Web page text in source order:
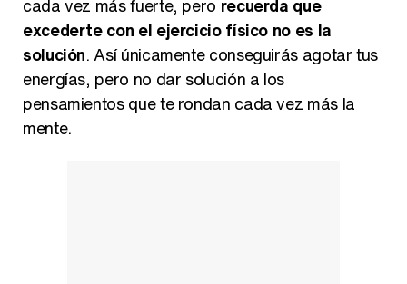
cada vez más fuerte, pero recuerda que
excederte con el ejercicio físico no es la
solución. Así únicamente conseguirás agotar tus
energías, pero no dar solución a los
pensamientos que te rondan cada vez más la
mente.